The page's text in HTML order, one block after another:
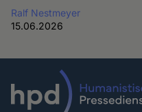
Ralf Nestmeyer
15.06.2026